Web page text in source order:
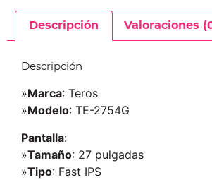
Descripción Valoraciones
Descripción
»Marca: Teros
»Modelo: TE-2754G
Pantalla:
»Tamaño: 27 pulgadas
»Tipo: Fast IPS